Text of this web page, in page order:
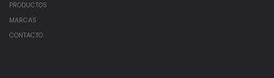
PRODUCTOS
MARCAS
CONTACTO